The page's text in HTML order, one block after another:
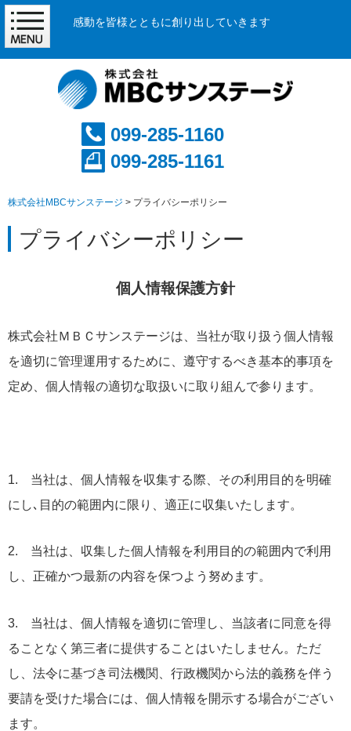
感動を皆様とともに創り出していきます
099-285-1160
099-285-1161
株式会社MBCサンステージ > プライバシーポリシー
プライバシーポリシー
個人情報保護方針
株式会社ＭＢＣサンステージは、当社が取り扱う個人情報
を適切に管理運用するために、遵守するべき基本的事項を
定め、個人情報の適切な取扱いに取り組んで参ります。
1. 当社は、個人情報を収集する際、その利用目的を明確
にし､目的の範囲内に限り、適正に収集いたします。
2. 当社は、収集した個人情報を利用目的の範囲内で利用
し、正確かつ最新の内容を保つよう努めます。
3. 当社は、個人情報を適切に管理し、当該者に同意を得
ることなく第三者に提供することはいたしません。ただ
し、法令に基づき司法機関、行政機関から法的義務を伴う
要請を受けた場合には、個人情報を開示する場合がござい
ます。